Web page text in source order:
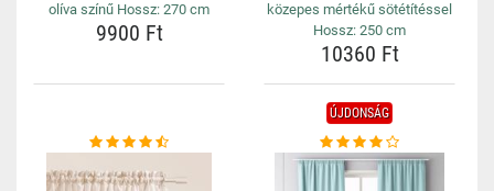
olíva színű Hossz: 270 cm
9900 Ft
közepes mértékű sötétítéssel
Hossz: 250 cm
10360 Ft
ÚJDONSÁG